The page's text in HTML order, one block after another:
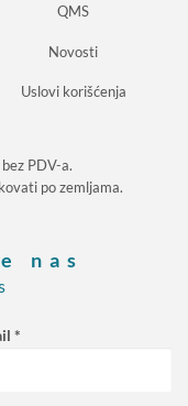
QMS
Novosti
Uslovi korišćenja
PDV-a.
po zemljama.
nas
*